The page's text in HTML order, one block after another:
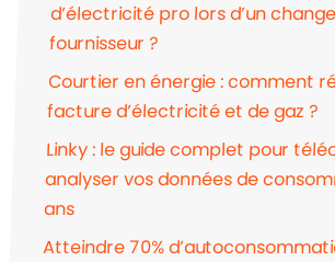
d’électricité pro lors d’un
fournisseur ?
Courtier en énergie : comment
facture d’électricité et de gaz ?
Linky : le guide complet pour
analyser vos données de
ans
Atteindre 70%